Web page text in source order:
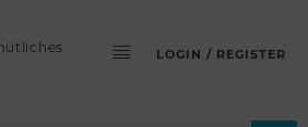
LOGIN / REGISTER